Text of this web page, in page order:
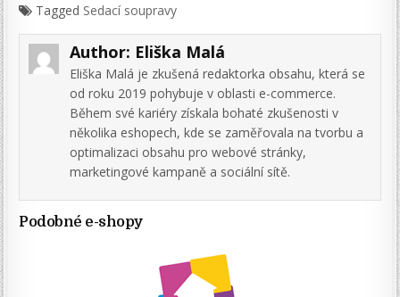
Tagged Sedací soupravy
Author: Eliška Malá
Eliška Malá je zkušená redaktorka obsahu, která se
od roku 2019 pohybuje v oblasti e-commerce.
Během své kariéry získala bohaté zkušenosti v
několika eshopech, kde se zaměřovala na tvorbu a
optimalizaci obsahu pro webové stránky,
marketingové kampaně a sociální sítě.
Podobné e-shopy